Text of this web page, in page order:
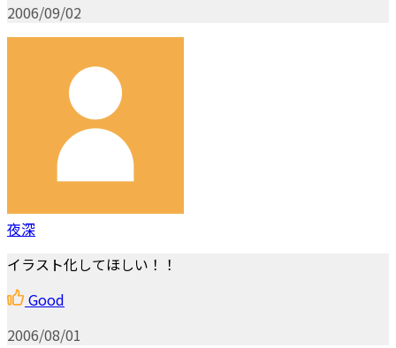
2006/09/02
夜深
イラスト化してほしい！！
Good
2006/08/01